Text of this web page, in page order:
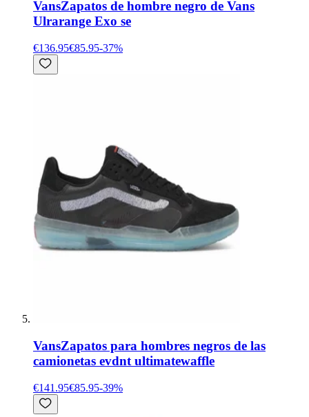
VansZapatos de hombre negro de Vans
Ulrarange Exo se
€136.95€85.95-37%
VansZapatos para hombres negros de las
camionetas evdnt ultimatewaffle
€141.95€85.95-39%